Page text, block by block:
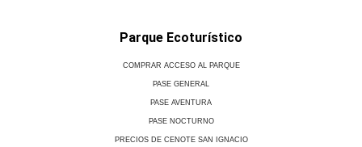
Parque Ecoturístico
COMPRAR ACCESO AL PARQUE
PASE GENERAL
PASE AVENTURA
PASE NOCTURNO
PRECIOS DE CENOTE SAN IGNACIO